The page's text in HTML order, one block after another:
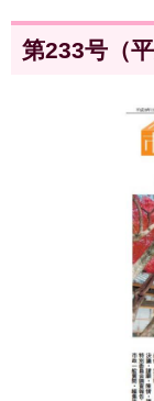
第233号（